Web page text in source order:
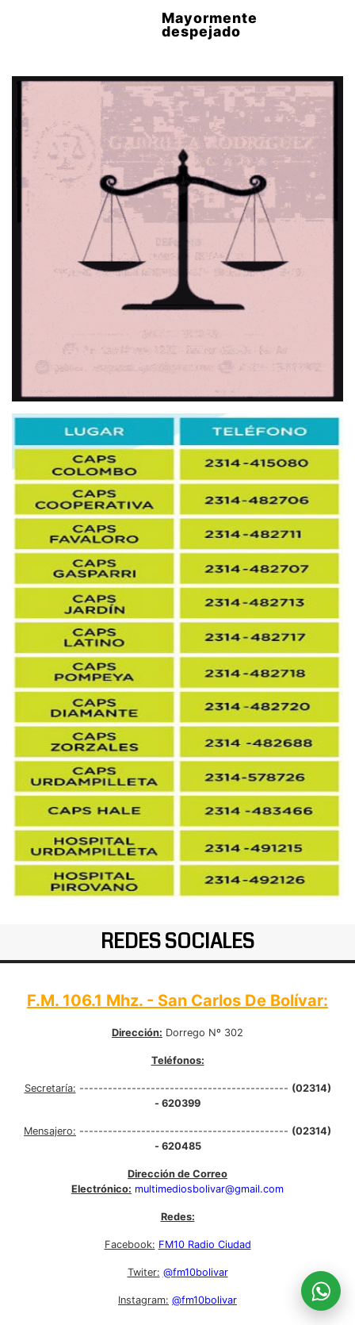
Mayormente
despejado
REDES SOCIALES
F.M. 106.1 Mhz. - San Carlos De Bolívar:
Dirección: Dorrego Nº 302
Teléfonos:
Secretaría: -------------------------------------------- (02314)
- 620399
Mensajero: -------------------------------------------- (02314)
- 620485
Dirección de Correo
Electrónico: multimediosbolivar@gmail.com
Redes:
Facebook: FM10 Radio Ciudad
Twiter: @fm10bolivar
Instagram: @fm10bolivar